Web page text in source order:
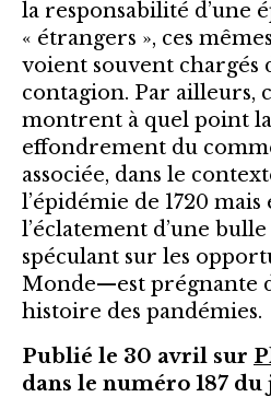
la responsabilité d’une
« étrangers », ces
voient souvent chargés
contagion. Par ailleurs,
montrent à quel point
effondrement du
associée, dans le
l’épidémie de 1720
l’éclatement d’une
spéculant sur les
Monde—est prégnante
histoire des pandémies.
Publié le 30 avril sur
dans le numéro 187